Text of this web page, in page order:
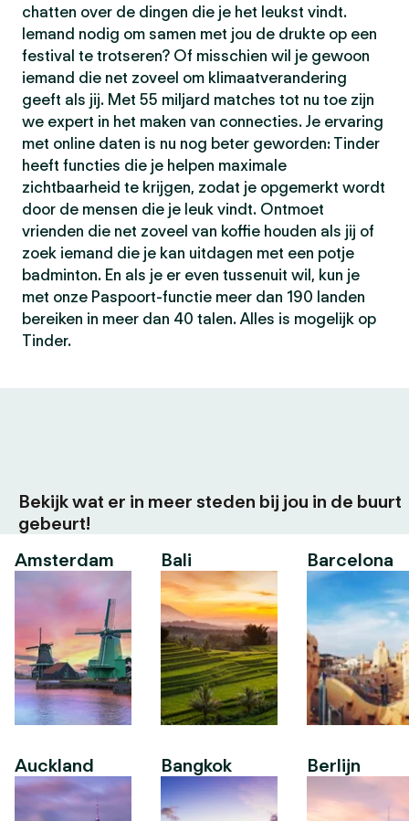
chatten over de dingen die je het leukst vindt.
Iemand nodig om samen met jou de drukte op een
festival te trotseren? Of misschien wil je gewoon
iemand die net zoveel om klimaatverandering
geeft als jij. Met 55 miljard matches tot nu toe zijn
we expert in het maken van connecties. Je ervaring
met online daten is nu nog beter geworden: Tinder
heeft functies die je helpen maximale
zichtbaarheid te krijgen, zodat je opgemerkt wordt
door de mensen die je leuk vindt. Ontmoet
vrienden die net zoveel van koffie houden als jij of
zoek iemand die je kan uitdagen met een potje
badminton. En als je er even tussenuit wil, kun je
met onze Paspoort-functie meer dan 190 landen
bereiken in meer dan 40 talen. Alles is mogelijk op
Tinder.
Bekijk wat er in meer steden bij jou in de buurt
gebeurt!
Amsterdam
Auckland
Bali
Bangkok
Barcelona
Berlijn